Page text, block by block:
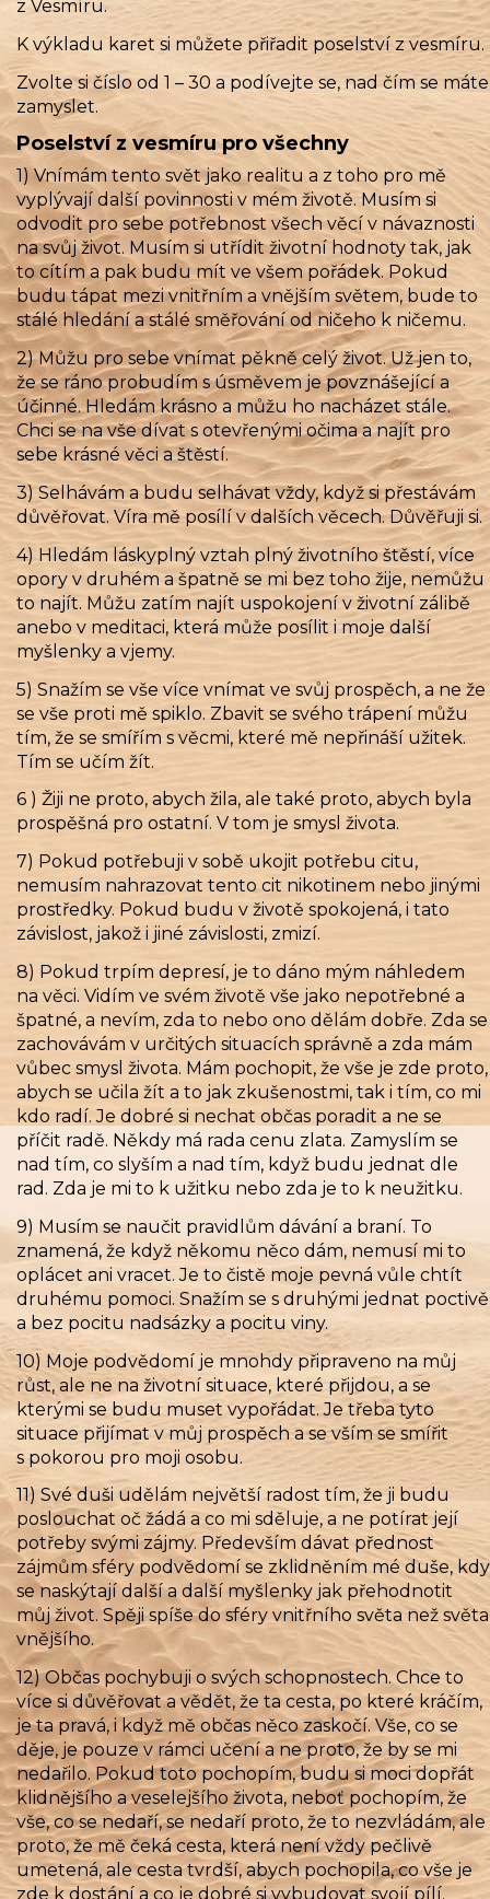
z Vesmíru.
K výkladu karet si můžete přiřadit poselství z vesmíru.
Zvolte si číslo od 1 – 30 a podívejte se, nad čím se máte
zamyslet.
Poselství z vesmíru pro všechny
1) Vnímám tento svět jako realitu a z toho pro mě
vyplývají další povinnosti v mém životě. Musím si
odvodit pro sebe potřebnost všech věcí v návaznosti
na svůj život. Musím si utřídit životní hodnoty tak, jak
to cítím a pak budu mít ve všem pořádek. Pokud
budu tápat mezi vnitřním a vnějším světem, bude to
stálé hledání a stálé směřování od ničeho k ničemu.
2) Můžu pro sebe vnímat pěkně celý život. Už jen to,
že se ráno probudím s úsměvem je povznášející a
účinné. Hledám krásno a můžu ho nacházet stále.
Chci se na vše dívat s otevřenými očima a najít pro
sebe krásné věci a štěstí.
3) Selhávám a budu selhávat vždy, když si přestávám
důvěřovat. Víra mě posílí v dalších věcech. Důvěřuji si.
4) Hledám láskyplný vztah plný životního štěstí, více
opory v druhém a špatně se mi bez toho žije, nemůžu
to najít. Můžu zatím najít uspokojení v životní zálibě
anebo v meditaci, která může posílit i moje další
myšlenky a vjemy.
5) Snažím se vše více vnímat ve svůj prospěch, a ne že
se vše proti mě spiklo. Zbavit se svého trápení můžu
tím, že se smířím s věcmi, které mě nepřináší užitek.
Tím se učím žít.
6 ) Žiji ne proto, abych žila, ale také proto, abych byla
prospěšná pro ostatní. V tom je smysl života.
7) Pokud potřebuji v sobě ukojit potřebu citu,
nemusím nahrazovat tento cit nikotinem nebo jinými
prostředky. Pokud budu v životě spokojená, i tato
závislost, jakož i jiné závislosti, zmizí.
8) Pokud trpím depresí, je to dáno mým náhledem
na věci. Vidím ve svém životě vše jako nepotřebné a
špatné, a nevím, zda to nebo ono dělám dobře. Zda se
zachovávám v určitých situacích správně a zda mám
vůbec smysl života. Mám pochopit, že vše je zde proto,
abych se učila žít a to jak zkušenostmi, tak i tím, co mi
kdo radí. Je dobré si nechat občas poradit a ne se
příčit radě. Někdy má rada cenu zlata. Zamyslím se
nad tím, co slyším a nad tím, když budu jednat dle
rad. Zda je mi to k užitku nebo zda je to k neužitku.
9) Musím se naučit pravidlům dávání a braní. To
znamená, že když někomu něco dám, nemusí mi to
oplácet ani vracet. Je to čistě moje pevná vůle chtít
druhému pomoci. Snažím se s druhými jednat poctivě
a bez pocitu nadsázky a pocitu viny.
10) Moje podvědomí je mnohdy připraveno na můj
růst, ale ne na životní situace, které přijdou, a se
kterými se budu muset vypořádat. Je třeba tyto
situace přijímat v můj prospěch a se vším se smířit
s pokorou pro moji osobu.
11) Své duši udělám největší radost tím, že ji budu
poslouchat oč žádá a co mi sděluje, a ne potírat její
potřeby svými zájmy. Především dávat přednost
zájmům sféry podvědomí se zklidněním mé duše, kdy
se naskýtají další a další myšlenky jak přehodnotit
můj život. Spěji spíše do sféry vnitřního světa než světa
vnějšího.
12) Občas pochybuji o svých schopnostech. Chce to
více si důvěřovat a vědět, že ta cesta, po které kráčím,
je ta pravá, i když mě občas něco zaskočí. Vše, co se
děje, je pouze v rámci učení a ne proto, že by se mi
nedařilo. Pokud toto pochopím, budu si moci dopřát
klidnějšího a veselejšího života, neboť pochopím, že
vše, co se nedaří, se nedaří proto, že to nezvládám, ale
proto, že mě čeká cesta, která není vždy pečlivě
umetená, ale cesta tvrdší, abych pochopila, co vše je
zde k dostání a co je dobré si vybudovat svojí pílí.